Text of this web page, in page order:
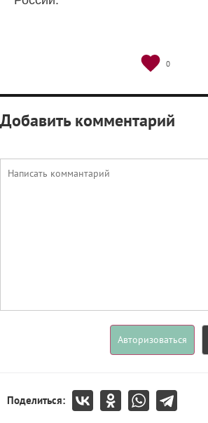
0
Добавить комментарий
Авторизоваться
Поделиться: